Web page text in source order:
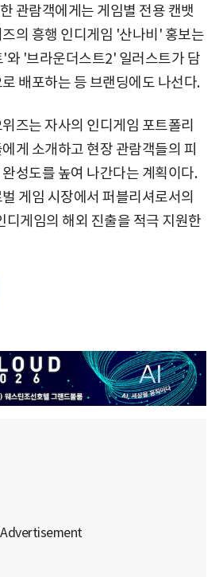
관람객에게는 게임별 전용 캔뱃
의 흥행 인디게임 '산나비' 홍보는
와 '브라운더스트2' 일러스트가 담
배포하는 등 브랜딩에도 나선다.
즈는 자사의 인디게임 포트폴리
게 소개하고 현장 관람객들의 피
성도를 높여 나간다는 계획이다.
게임 시장에서 퍼블리셔로서의
디게임의 해외 진출을 적극 지원한